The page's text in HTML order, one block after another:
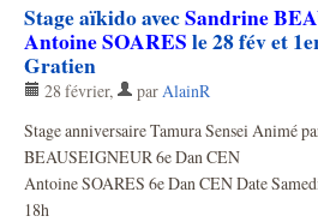
Stage aïkido avecSandrine
Antoine SOARES le 28 fév et
Gratien
28 février, parAlainR
Stage anniversaire Tamura Sensei Animé
BEAUSEIGNEUR 6e Dan CEN
Antoine SOARES 6e Dan CEN Date
18h